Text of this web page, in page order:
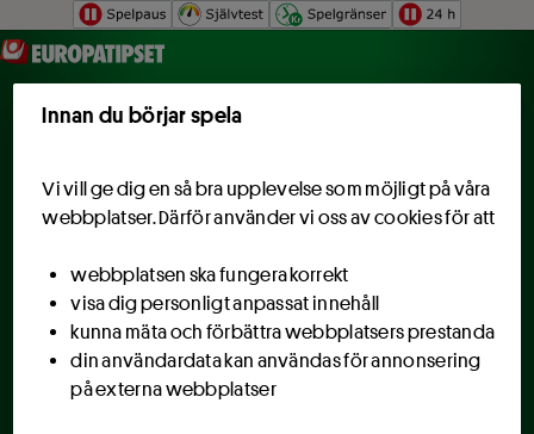
Hoppa till innehåll
Innan du börjar spela
Vi vill ge dig en så bra upplevelse som möjligt på våra
webbplatser. Därför använder vi oss av cookies för att
webbplatsen ska fungera korrekt
visa dig personligt anpassat innehåll
kunna mäta och förbättra webbplatsers prestanda
din användardata kan användas för annonsering
på externa webbplatser